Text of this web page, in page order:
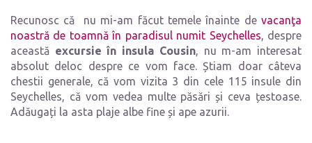
Recunosc că nu mi-am făcut temele înainte de vacanţa
noastră de toamnă în paradisul numit Seychelles, despre
această excursie în insula Cousin, nu m-am interesat
absolut deloc despre ce vom face. Știam doar câteva
chestii generale, că vom vizita 3 din cele 115 insule din
Seychelles, că vom vedea multe păsări și ceva țestoase.
Adăugați la asta plaje albe fine și ape azurii.